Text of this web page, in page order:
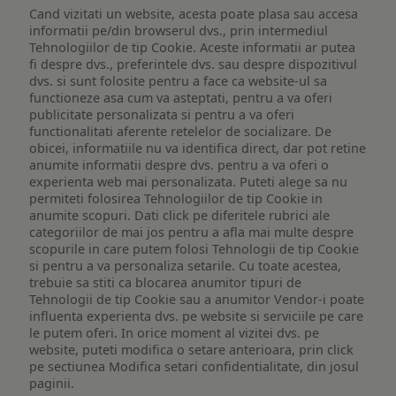
Cand vizitati un website, acesta poate plasa sau accesa
informatii pe/din browserul dvs., prin intermediul
Tehnologiilor de tip Cookie. Aceste informatii ar putea
fi despre dvs., preferintele dvs. sau despre dispozitivul
dvs. si sunt folosite pentru a face ca website-ul sa
functioneze asa cum va asteptati, pentru a va oferi
publicitate personalizata si pentru a va oferi
functionalitati aferente retelelor de socializare. De
obicei, informatiile nu va identifica direct, dar pot retine
anumite informatii despre dvs. pentru a va oferi o
experienta web mai personalizata. Puteti alege sa nu
permiteti folosirea Tehnologiilor de tip Cookie in
anumite scopuri. Dati click pe diferitele rubrici ale
categoriilor de mai jos pentru a afla mai multe despre
scopurile in care putem folosi Tehnologii de tip Cookie
si pentru a va personaliza setarile. Cu toate acestea,
trebuie sa stiti ca blocarea anumitor tipuri de
Tehnologii de tip Cookie sau a anumitor Vendor-i poate
influenta experienta dvs. pe website si serviciile pe care
le putem oferi. In orice moment al vizitei dvs. pe
website, puteti modifica o setare anterioara, prin click
pe sectiunea Modifica setari confidentialitate, din josul
paginii.